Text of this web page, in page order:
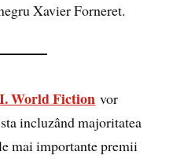
Xavier Forneret.
World Fiction vor
incluzând majoritatea
mai importante premii